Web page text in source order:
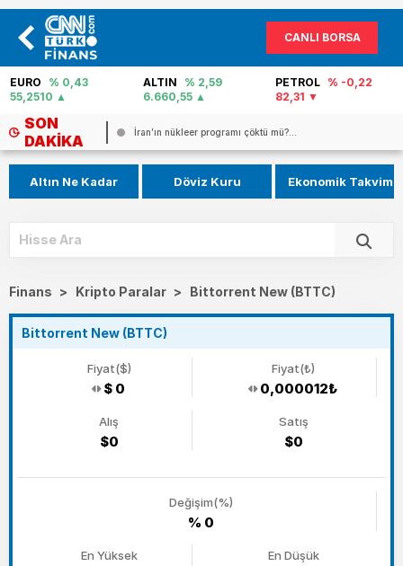
CANLI BORSA
EURO
% 0,43
55,2510
ALTIN
% 2,59
6.660,55
PETROL % -0,22
82,31
SON
DAKIKA
Pezeşkiyan: ABD ile anlaşma için en...
Altın Ne Kadar Döviz Kuru Ekonomik Takvim
Finans > Kripto Paralar > Bittorrent New (BTTC)
Bittorrent New (BTTC)
Fiyat($)
$ 0
Fiyat(₺)
0,000012₺
Alış
$0
Satış
$0
Değişim(%)
% 0
En Yüksek En Düşük